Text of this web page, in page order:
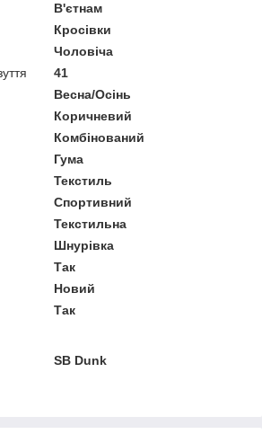
В'єтнам
Кросівки
Чоловіча
41
Весна/Осінь
Коричневий
Комбінований
Гума
Текстиль
Спортивний
Текстильна
Шнурівка
Так
Новий
Так
SB Dunk